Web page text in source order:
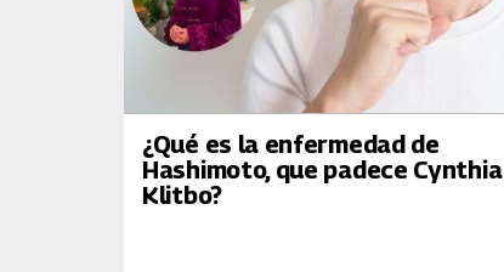
¿Qué es la enfermedad de
Hashimoto, que padece Cynthia
Klitbo?